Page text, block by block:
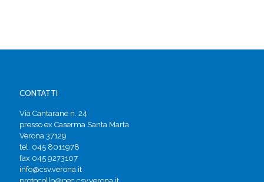
CONTATTI
Via Cantarane n. 24
presso ex Caserma Santa Marta
Verona 37129
tel. 045 8011978
fax 045 9273107
info@csv.verona.it